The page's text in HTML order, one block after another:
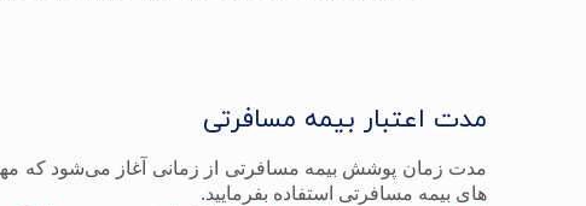
مدت اعتبار بیمه مسافرتی
مدت زمان پوشش بیمه مسافرتی از زمانی آغاز می‌شود که
های بیمه مسافرتی استفاده بفرمایید.